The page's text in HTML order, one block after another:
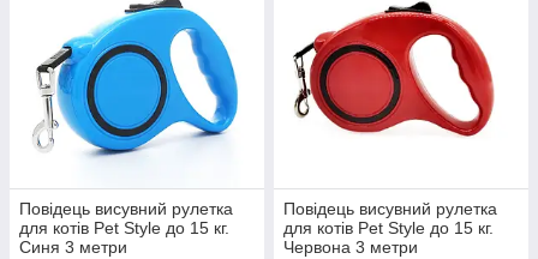
Повідець висувний рулетка
для котів Pet Style до 15 кг.
Синя 3 метри
Повідець висувний рулетка
для котів Pet Style до 15 кг.
Червона 3 метри